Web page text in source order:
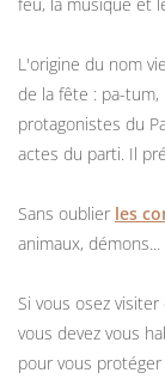
L'origine du nom
de la fête : pa-
protagonistes du
actes du parti. Il
Sans oublier les
animaux,
Si vous osez
vous devez vous
pour vous